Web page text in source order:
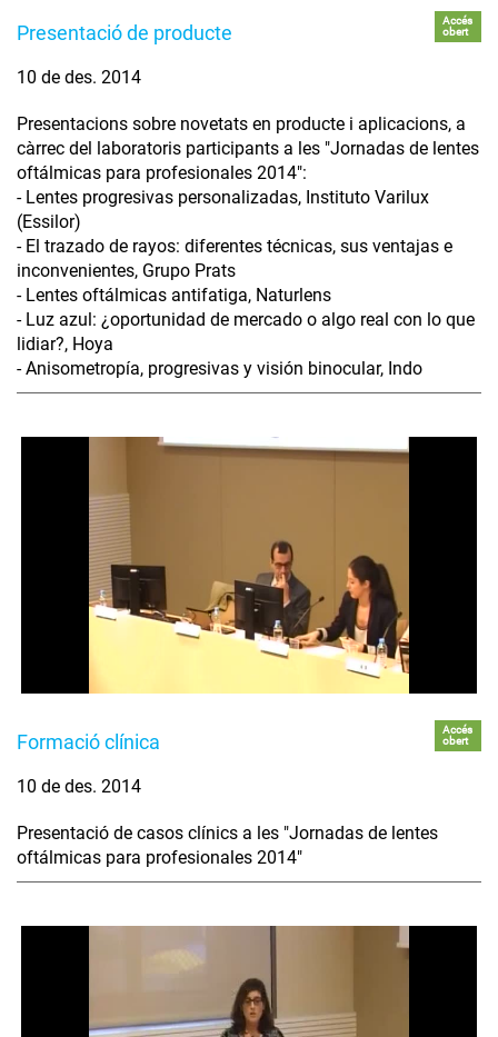
Presentació de producte
Accés
obert
10 de des. 2014
Presentacions sobre novetats en producte i aplicacions, a
càrrec del laboratoris participants a les "Jornadas de lentes
oftálmicas para profesionales 2014":
- Lentes progresivas personalizadas, Instituto Varilux
(Essilor)
- El trazado de rayos: diferentes técnicas, sus ventajas e
inconvenientes, Grupo Prats
- Lentes oftálmicas antifatiga, Naturlens
- Luz azul: ¿oportunidad de mercado o algo real con lo que
lidiar?, Hoya
- Anisometropía, progresivas y visión binocular, Indo
Formació clínica
Accés
obert
10 de des. 2014
Presentació de casos clínics a les "Jornadas de lentes
oftálmicas para profesionales 2014"